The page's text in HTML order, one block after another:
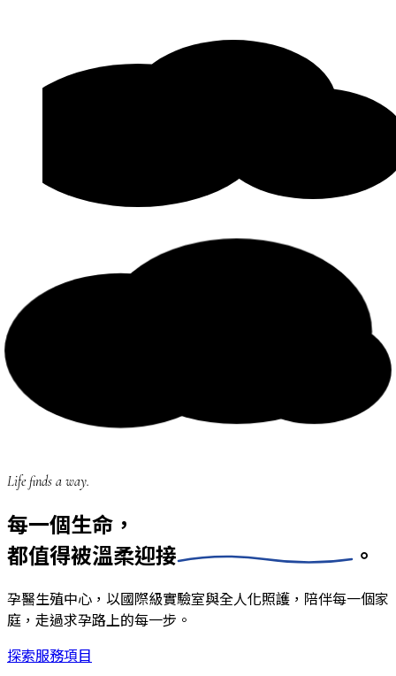
Life finds a way.
每一個生命，
都值得被溫柔迎接 。
孕醫生殖中心，以國際級實驗室與全人化照護，陪伴每一個家
庭，走過求孕路上的每一步。
探索服務項目